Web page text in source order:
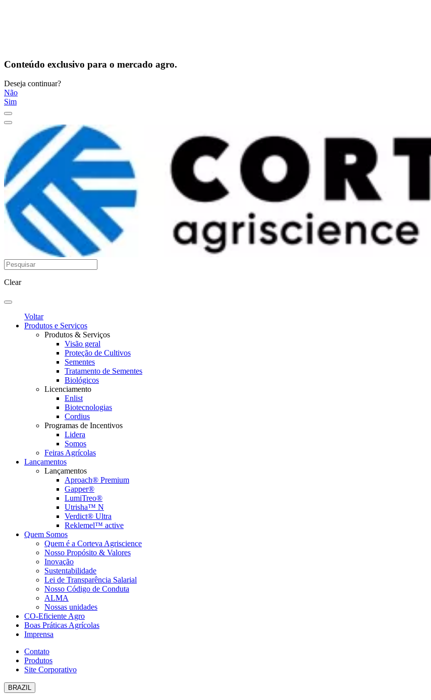
Conteúdo exclusivo para o mercado agro.
Deseja continuar?
Não
Sim
Clear
Voltar
Produtos e Serviços
Produtos & Serviços
Visão geral
Proteção de Cultivos
Sementes
Tratamento de Sementes
Biológicos
Licenciamento
Enlist
Biotecnologias
Cordius
Programas de Incentivos
Lidera
Somos
Feiras Agrícolas
Lançamentos
Lançamentos
Aproach® Premium
Gapper®
LumiTreo®
Utrisha™ N
Verdict® Ultra
Reklemel™ active
Quem Somos
Quem é a Corteva Agriscience
Nosso Propósito & Valores
Inovação
Sustentabilidade
Lei de Transparência Salarial
Nosso Código de Conduta
ALMA
Nossas unidades
CO-Eficiente Agro
Boas Práticas Agrícolas
Imprensa
Contato
Produtos
Site Corporativo
BRAZIL